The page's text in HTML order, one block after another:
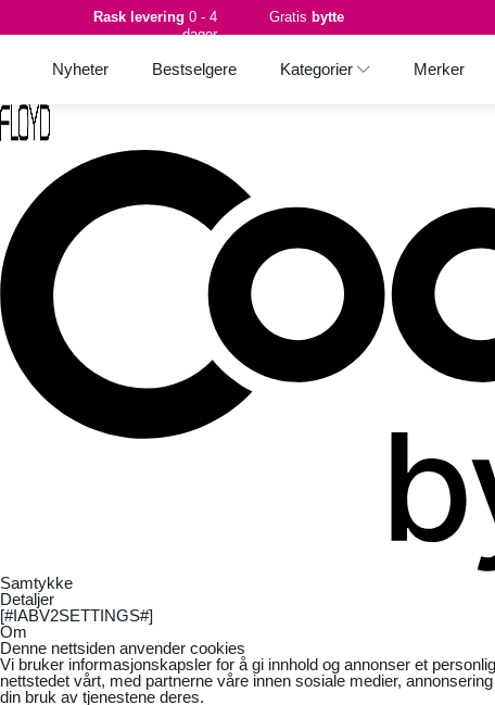
Samtykke
Detaljer
[#IABV2SETTINGS#]
Om
Denne nettsiden anvender cookies
Vi bruker informasjonskapsler for å gi innhold og annonser et
nettstedet vårt, med partnerne våre innen sosiale medier,
din bruk av tjenestene deres.
Rask levering 0 - 4
dager
Gratis bytte
Nyheter Bestselgere Kategorier Merker